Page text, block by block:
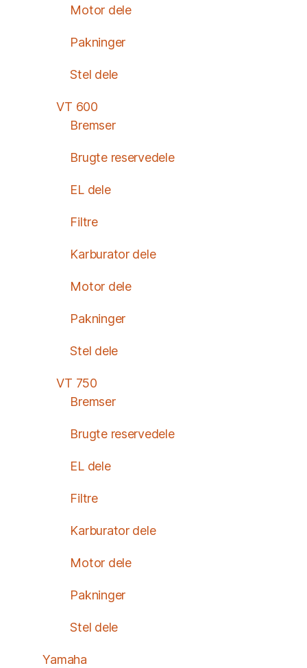
Motor dele
Pakninger
Stel dele
VT 600
Bremser
Brugte reservedele
EL dele
Filtre
Karburator dele
Motor dele
Pakninger
Stel dele
VT 750
Bremser
Brugte reservedele
EL dele
Filtre
Karburator dele
Motor dele
Pakninger
Stel dele
Yamaha